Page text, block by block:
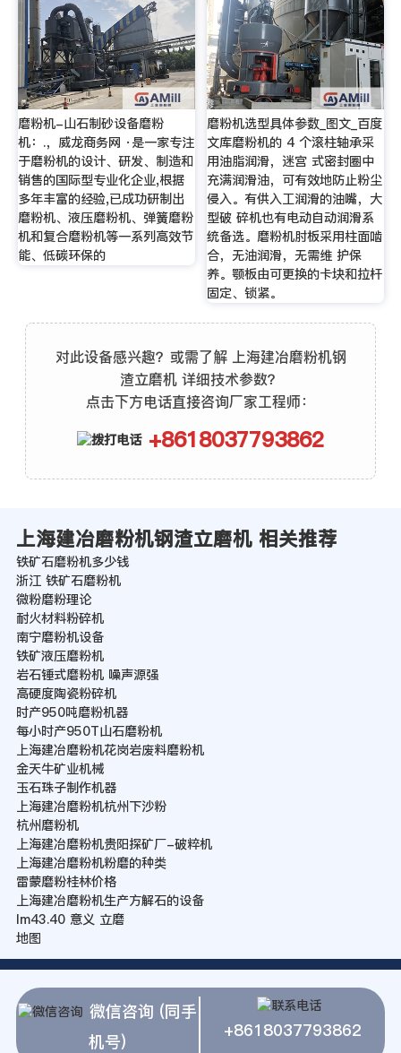
磨粉机-山石制砂设备磨粉
机：.，威龙商务网 ·是一家专注
于磨粉机的设计、研发、制造和
销售的国际型专业化企业,根据
多年丰富的经验,已成功研制出
磨粉机、液压磨粉机、弹簧磨粉
机和复合磨粉机等一系列高效节
能、低碳环保的
磨粉机选型具体参数_图文_百度
文库磨粉机的 4 个滚柱轴承采
用油脂润滑，迷宫 式密封圈中
充满润滑油，可有效地防止粉尘
侵入。有供入工润滑的油嘴，大
型破 碎机也有电动自动润滑系
统备选。磨粉机肘板采用柱面啮
合，无油润滑，无需维 护保
养。颚板由可更换的卡块和拉杆
固定、锁紧。
对此设备感兴趣？或需了解 上海建冶磨粉机钢
渣立磨机 详细技术参数？
点击下方电话直接咨询厂家工程师：
+8618037793862
上海建冶磨粉机钢渣立磨机 相关推荐
铁矿石磨粉机多少钱
浙江 铁矿石磨粉机
微粉磨粉理论
耐火材料粉碎机
南宁磨粉机设备
铁矿液压磨粉机
岩石锤式磨粉机 噪声源强
高硬度陶瓷粉碎机
时产950吨磨粉机器
每小时产950T山石磨粉机
上海建冶磨粉机花岗岩废料磨粉机
金天牛矿业机械
玉石珠子制作机器
上海建冶磨粉机杭州下沙粉
杭州磨粉机
上海建冶磨粉机贵阳探矿厂-破粹机
上海建冶磨粉机粉磨的种类
雷蒙磨粉桂林价格
上海建冶磨粉机生产方解石的设备
lm43.40 意义 立磨
地图
微信咨询 (同手
机号)
+8618037793862